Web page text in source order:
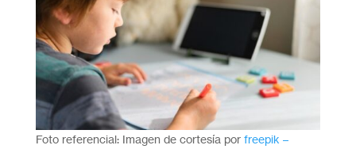
Foto referencial: Imagen de cortesía por freepik –